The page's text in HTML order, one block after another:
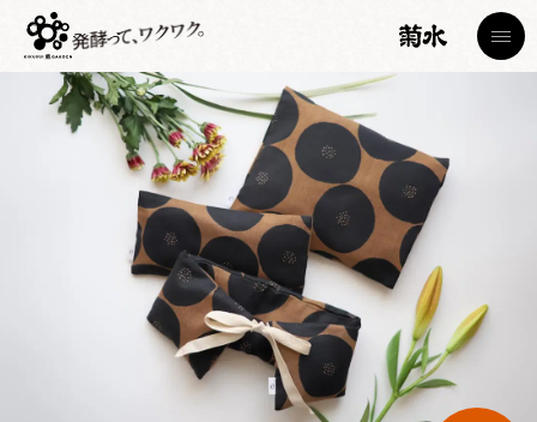
トップページ
菊水日本酒文化研究所・節五郎蔵